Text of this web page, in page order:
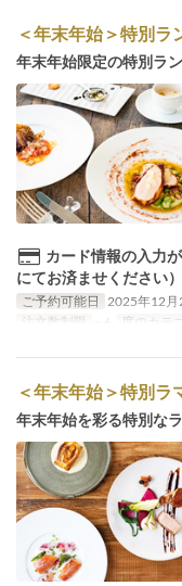
＜年末年始＞特別ラ
年末年始限定の特別ラ
カード情報の入力
にてお済ませください）
ご予約可能日 2025年12月
注文数制限
~ 6 席のカテ
＜年末年始＞特別ラ
年末年始を彩る特別な